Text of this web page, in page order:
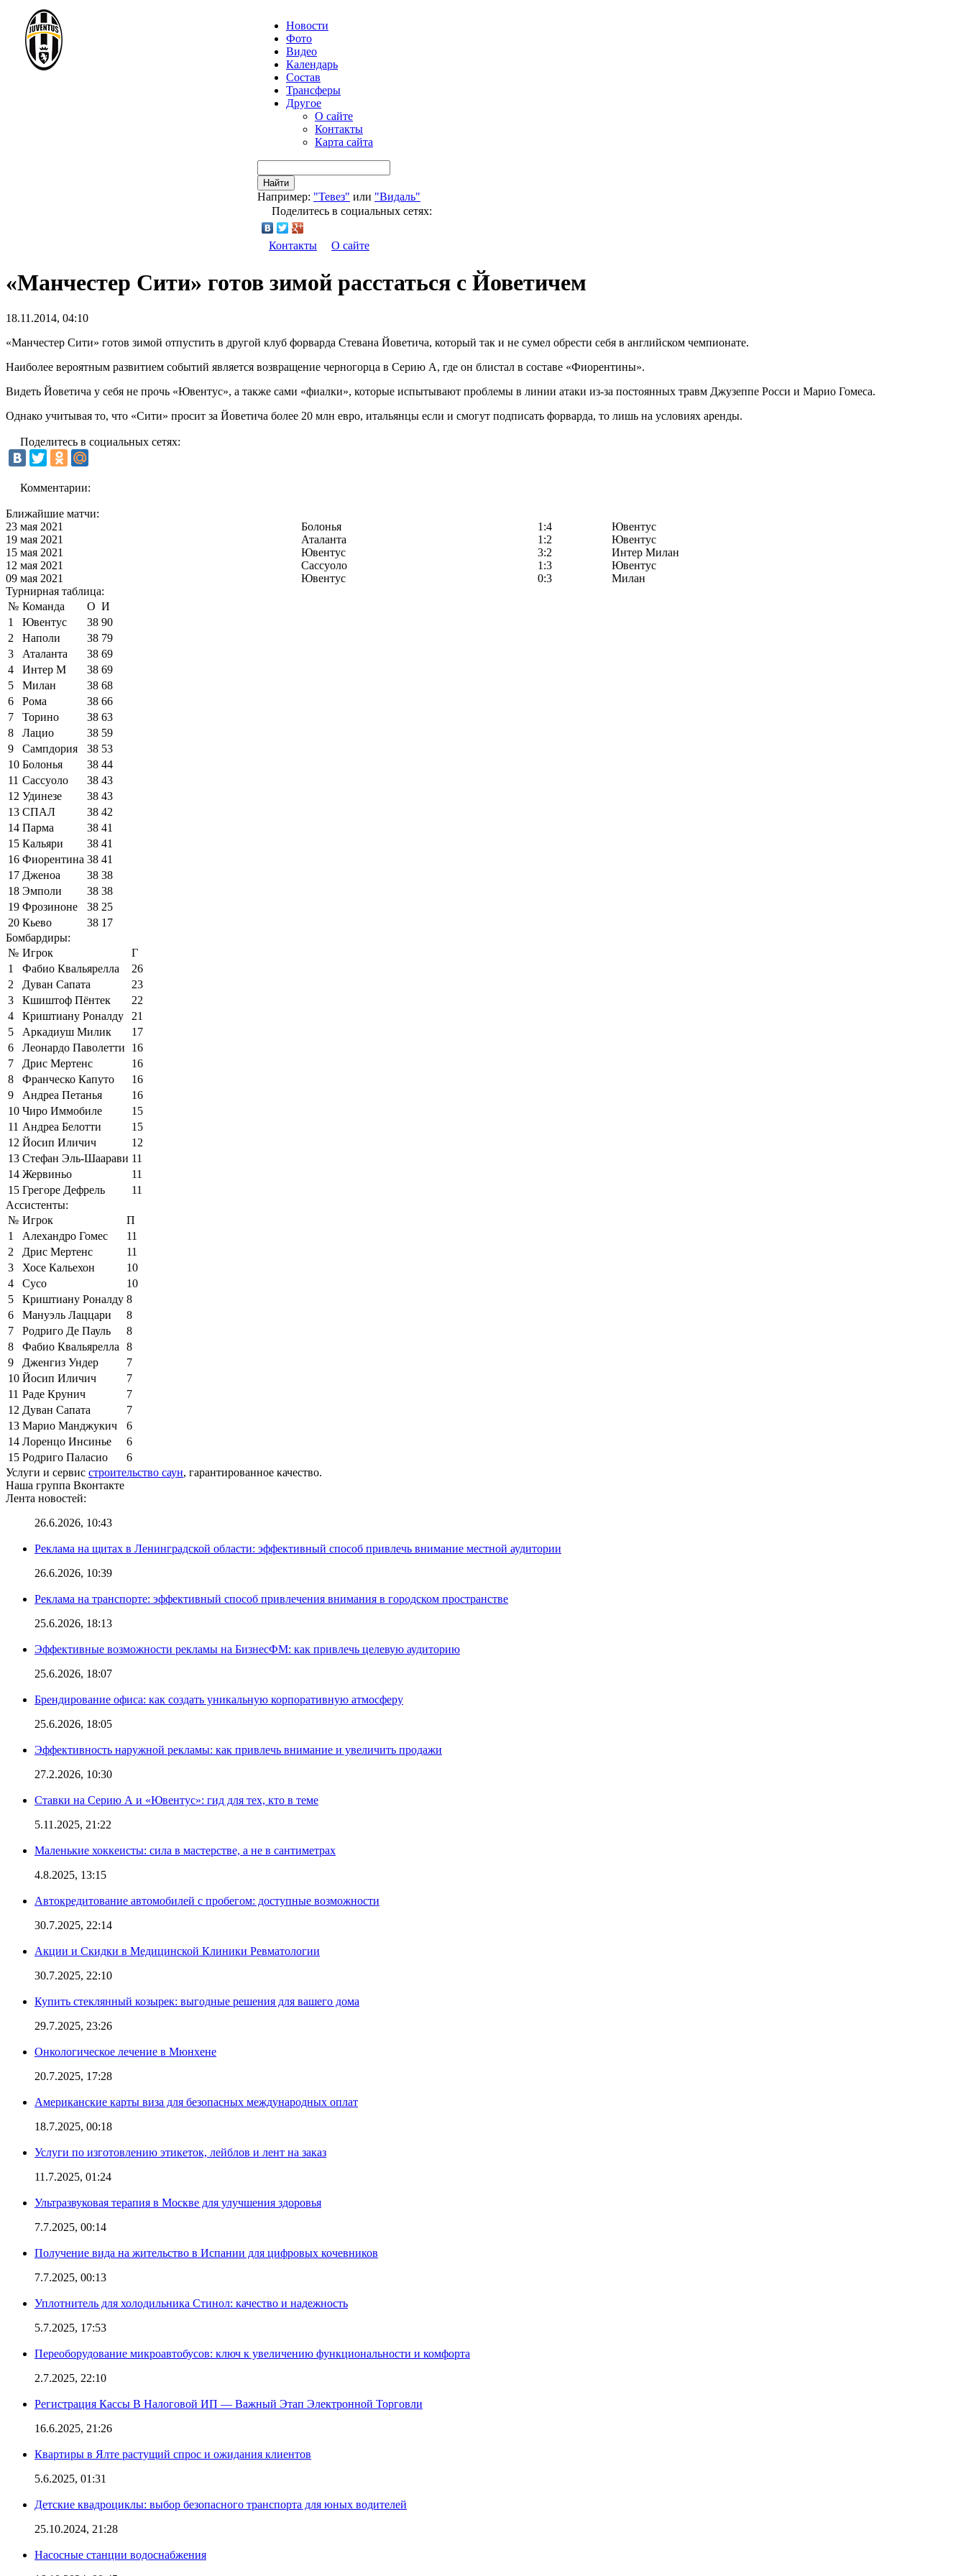
Новости
Фото
Видео
Календарь
Состав
Трансферы
Другое
О сайте
Контакты
Карта сайта
Найти
Например: "Тевез" или "Видаль"
Поделитесь в социальных сетях:
Контакты О сайте
«Манчестер Сити» готов зимой расстаться с Йоветичем
18.11.2014, 04:10
«Манчестер Сити» готов зимой отпустить в другой клуб форварда Стевана Йоветича, который так и не сумел обрести себя в английском чемпионате.
Наиболее вероятным развитием событий является возвращение черногорца в Серию А, где он блистал в составе «Фиорентины».
Видеть Йоветича у себя не прочь «Ювентус», а также сами «фиалки», которые испытывают проблемы в линии атаки из-за постоянных травм Джузеппе Росси и Марио Гомеса.
Однако учитывая то, что «Сити» просит за Йоветича более 20 млн евро, итальянцы если и смогут подписать форварда, то лишь на условиях аренды.
Поделитесь в социальных сетях:
Комментарии:
Ближайшие матчи:
23 мая 2021
Болонья 1:4
Ювентус
19 мая 2021
Аталанта 1:2
Ювентус
15 мая 2021
Ювентус 3:2
Интер Милан
12 мая 2021
Сассуоло 1:3
Ювентус
09 мая 2021
Ювентус 0:3
Милан
Турнирная таблица:
№ Команда О И
1
Ювентус 38 90
2
Наполи 38 79
3
Аталанта 38 69
4
Интер М 38 69
5
Милан 38 68
6
Рома 38 66
7
Торино 38 63
8
Лацио 38 59
9
Сампдория 38 53
10 Болонья 38 44
11 Сассуоло 38 43
12 Удинезе 38 43
13 СПАЛ 38 42
14 Парма 38 41
15 Кальяри 38 41
16 Фиорентина 38 41
17 Дженоа 38 38
18 Эмполи 38 38
19 Фрозиноне 38 25
20 Кьево 38 17
Бомбардиры:
№ Игрок
Г
1
Фабио Квальярелла
26
2
Дуван Сапата
23
3
Кшиштоф Пёнтек
22
4
Криштиану Роналду
21
5
Аркадиуш Милик
17
6
Леонардо Паволетти
16
7
Дрис Мертенс
16
8
Франческо Капуто
16
9
Андреа Петанья
16
10 Чиро Иммобиле
15
11 Андреа Белотти
15
12 Йосип Иличич
12
13 Стефан Эль-Шаарави 11
14 Жервиньо
11
15 Грегоре Дефрель
11
Ассистенты:
№ Игрок
П
1
Алехандро Гомес
11
2
Дрис Мертенс
11
3
Хосе Кальехон
10
4
Сусо
10
5
Криштиану Роналду 8
6
Мануэль Лаццари
8
7
Родриго Де Пауль
8
8
Фабио Квальярелла
8
9
Дженгиз Ундер
7
10 Йосип Иличич
7
11 Раде Крунич
7
12 Дуван Сапата
7
13 Марио Манджукич
6
14 Лоренцо Инсинье
6
15 Родриго Паласио
6
Услуги и сервис строительство саун, гарантированное качество.
Наша группа Вконтакте
Лента новостей:
26.6.2026, 10:43
Реклама на щитах в Ленинградской области: эффективный способ привлечь внимание местной аудитории
26.6.2026, 10:39
Реклама на транспорте: эффективный способ привлечения внимания в городском пространстве
25.6.2026, 18:13
Эффективные возможности рекламы на БизнесФМ: как привлечь целевую аудиторию
25.6.2026, 18:07
Брендирование офиса: как создать уникальную корпоративную атмосферу
25.6.2026, 18:05
Эффективность наружной рекламы: как привлечь внимание и увеличить продажи
27.2.2026, 10:30
Ставки на Серию А и «Ювентус»: гид для тех, кто в теме
5.11.2025, 21:22
Маленькие хоккеисты: сила в мастерстве, а не в сантиметрах
4.8.2025, 13:15
Автокредитование автомобилей с пробегом: доступные возможности
30.7.2025, 22:14
Акции и Скидки в Медицинской Клиники Ревматологии
30.7.2025, 22:10
Купить стеклянный козырек: выгодные решения для вашего дома
29.7.2025, 23:26
Онкологическое лечение в Мюнхене
20.7.2025, 17:28
Американские карты виза для безопасных международных оплат
18.7.2025, 00:18
Услуги по изготовлению этикеток, лейблов и лент на заказ
11.7.2025, 01:24
Ультразвуковая терапия в Москве для улучшения здоровья
7.7.2025, 00:14
Получение вида на жительство в Испании для цифровых кочевников
7.7.2025, 00:13
Уплотнитель для холодильника Стинол: качество и надежность
5.7.2025, 17:53
Переоборудование микроавтобусов: ключ к увеличению функциональности и комфорта
2.7.2025, 22:10
Регистрация Кассы В Налоговой ИП — Важный Этап Электронной Торговли
16.6.2025, 21:26
Квартиры в Ялте растущий спрос и ожидания клиентов
5.6.2025, 01:31
Детские квадроциклы: выбор безопасного транспорта для юных водителей
25.10.2024, 21:28
Насосные станции водоснабжения